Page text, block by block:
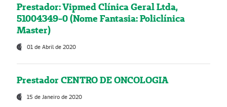
Prestador: Vipmed Clínica Geral Ltda,
51004349-0 (Nome Fantasia: Policlínica
Master)
01 de Abril de 2020
Prestador CENTRO DE ONCOLOGIA
15 de Janeiro de 2020